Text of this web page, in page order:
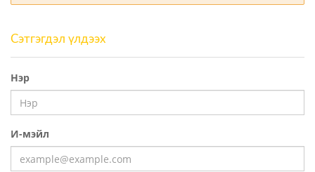
Сэтгэгдэл үлдээх
Нэр
И-мэйл